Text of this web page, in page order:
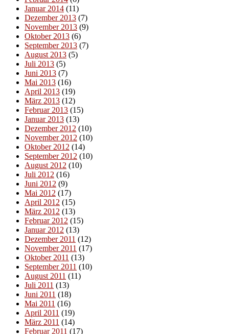
Januar 2014 (11)
Dezember 2013 (7)
November 2013 (9)
Oktober 2013 (6)
September 2013 (7)
August 2013 (5)
Juli 2013 (5)
Juni 2013 (7)
Mai 2013 (16)
April 2013 (19)
März 2013 (12)
Februar 2013 (15)
Januar 2013 (13)
Dezember 2012 (10)
November 2012 (10)
Oktober 2012 (14)
September 2012 (10)
August 2012 (10)
Juli 2012 (16)
Juni 2012 (9)
Mai 2012 (17)
April 2012 (15)
März 2012 (13)
Februar 2012 (15)
Januar 2012 (13)
Dezember 2011 (12)
November 2011 (17)
Oktober 2011 (13)
September 2011 (10)
August 2011 (11)
Juli 2011 (13)
Juni 2011 (18)
Mai 2011 (16)
April 2011 (19)
März 2011 (14)
Februar 2011 (17)